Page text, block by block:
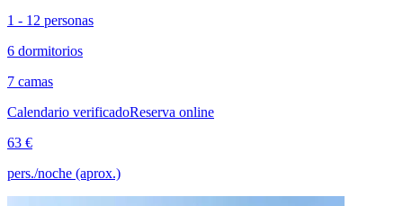
1 - 12 personas
6 dormitorios
7 camas
Calendario verificadoReserva online
63 €
pers./noche (aprox.)